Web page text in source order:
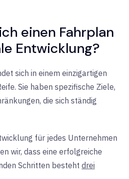
einen Fahrplan
Entwicklung?
sich in einem einzigartigen
Sie haben spezifische Ziele,
die sich ständig
für jedes Unternehmen
wir, dass eine erfolgreiche
Schritten besteht drei